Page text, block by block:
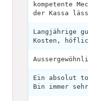
kompetente
der Kassa
Langjährige
Kosten,
Ein absolut
Bin immer